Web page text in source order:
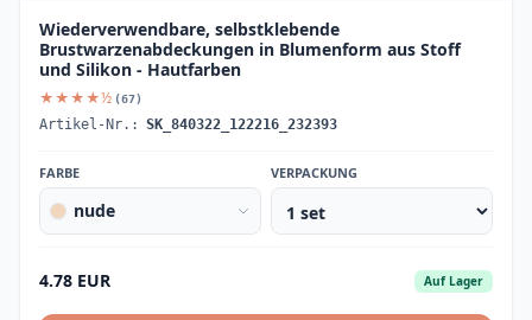
Wiederverwendbare, selbstklebende
Brustwarzenabdeckungen in Blumenform aus Stoff
und Silikon - Hautfarben
★★★★½ (67)
Artikel-Nr.: SK_840322_122216_232393
FARBE
nude
VERPACKUNG
4.78 EUR Auf Lager